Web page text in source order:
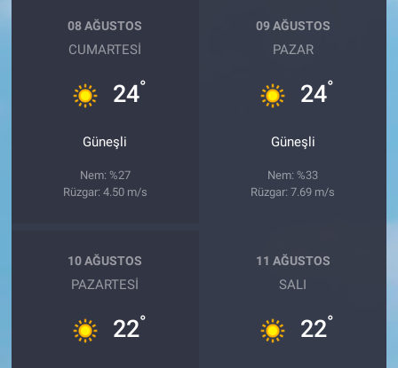
08 AĞUSTOS
CUMARTESI
24°
Güneşli
Nem: %27
Rüzgar: 4.50 m/s
09 AĞUSTOS
PAZAR
24°
Güneşli
Nem: %33
Rüzgar: 7.69 m/s
10 AĞUSTOS
PAZARTESI
22°
11 AĞUSTOS
SALI
22°